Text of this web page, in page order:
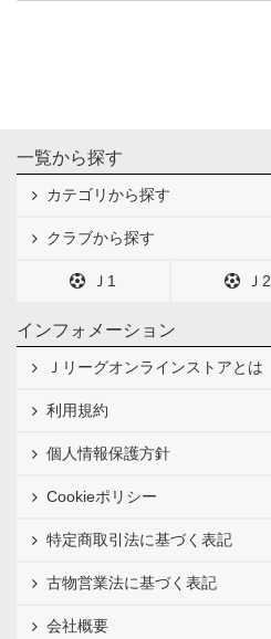
一覧から探す
カテゴリから探す
クラブから探す
Ｊ1 Ｊ2
インフォメーション
Ｊリーグオンラインストアとは
利用規約
個人情報保護方針
Cookieポリシー
特定商取引法に基づく表記
古物営業法に基づく表記
会社概要